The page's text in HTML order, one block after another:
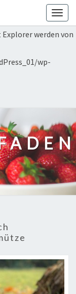
>add_data() wurde
veraltet
werden von
wp-